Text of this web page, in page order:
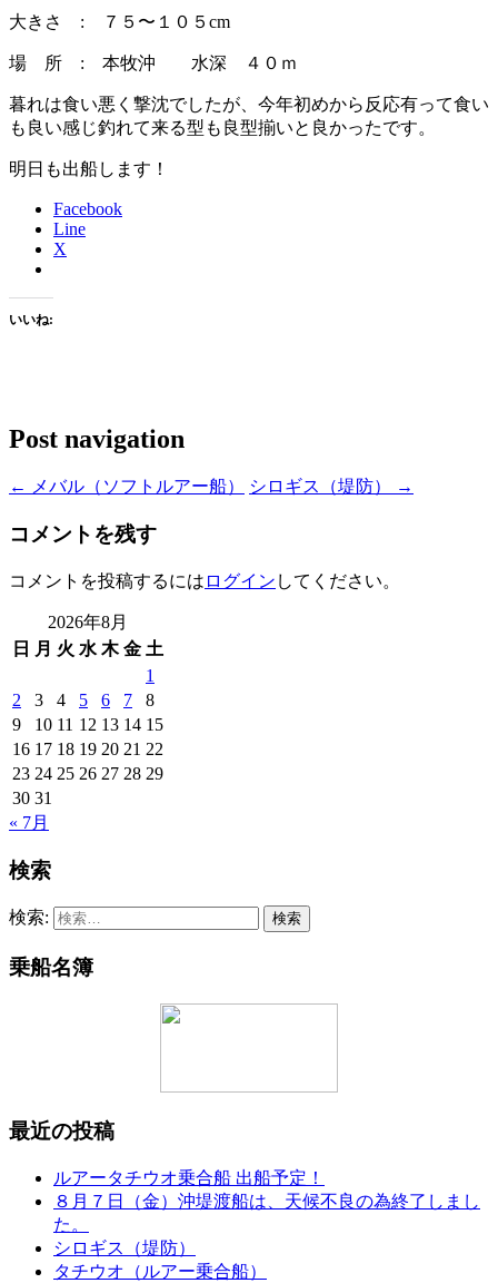
大きさ : ７５〜１０５cm
場 所 : 本牧沖 水深 ４０ｍ
暮れは食い悪く撃沈でしたが、今年初めから反応有って食い
も良い感じ釣れて来る型も良型揃いと良かったです。
明日も出船します！
Facebook
Line
X
いいね:
Post navigation
← メバル（ソフトルアー船） シロギス（堤防） →
コメントを残す
コメントを投稿するには ログイン してください。
2026年8月
日
月 火 水 木 金 土
1
2
3 4 5 6 7
8
9
10 11 12 13 14 15
16 17 18 19 20 21 22
23 24 25 26 27 28 29
30 31
« 7月
検索
検索:
乗船名簿
最近の投稿
ルアータチウオ乗合船 出船予定！
８月７日（金）沖堤渡船は、天候不良の為終了しまし
た。
シロギス（堤防）
タチウオ（ルアー乗合船）